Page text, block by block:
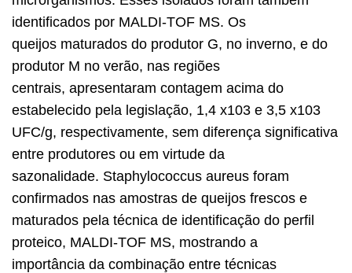
identificados por MALDI-TOF MS. Os
queijos maturados do produtor G, no inverno, e do
produtor M no verão, nas regiões
centrais, apresentaram contagem acima do
estabelecido pela legislação, 1,4 x103 e 3,5 x103
UFC/g, respectivamente, sem diferença significativa
entre produtores ou em virtude da
sazonalidade. Staphylococcus aureus foram
confirmados nas amostras de queijos frescos e
maturados pela técnica de identificação do perfil
proteico, MALDI-TOF MS, mostrando a
importância da combinação entre técnicas